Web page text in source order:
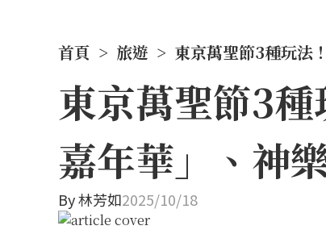
首頁 > 旅遊 > 東京萬聖節3種玩法
東京萬聖節3
嘉年華」、神
By林芳如2025/10/18